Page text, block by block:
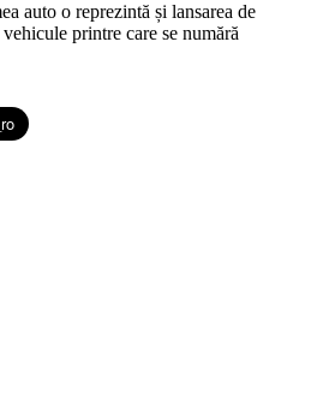
auto o reprezintă și lansarea de
printre care se numără